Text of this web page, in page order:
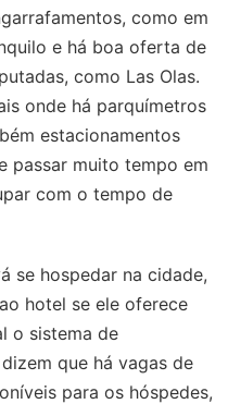
como em
e há boa oferta de
como Las Olas.
onde há parquímetros
estacionamentos
passar muito tempo em
com o tempo de
se hospedar na cidade,
hotel se ele oferece
o sistema de
que há vagas de
para os hóspedes,